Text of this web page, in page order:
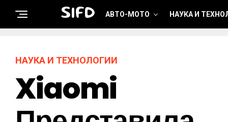
SIFD АВТО-МОТО НАУКА И
НАУКА И ТЕХНОЛОГИИ
Xiaomi